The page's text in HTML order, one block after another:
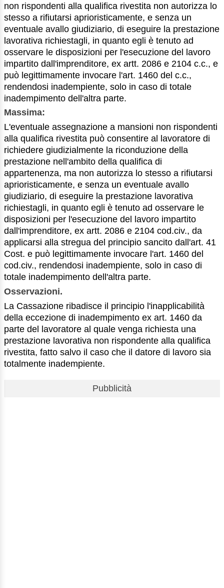
non rispondenti alla qualifica rivestita non autorizza lo
stesso a rifiutarsi aprioristicamente, e senza un
eventuale avallo giudiziario, di eseguire la prestazione
lavorativa richiestagli, in quanto egli è tenuto ad
osservare le disposizioni per l'esecuzione del lavoro
impartito dall'imprenditore, ex artt. 2086 e 2104 c.c., e
può legittimamente invocare l'art. 1460 del c.c.,
rendendosi inadempiente, solo in caso di totale
inadempimento dell'altra parte.
Massima:
L'eventuale assegnazione a mansioni non rispondenti
alla qualifica rivestita può consentire al lavoratore di
richiedere giudizialmente la riconduzione della
prestazione nell'ambito della qualifica di
appartenenza, ma non autorizza lo stesso a rifiutarsi
aprioristicamente, e senza un eventuale avallo
giudiziario, di eseguire la prestazione lavorativa
richiestagli, in quanto egli è tenuto ad osservare le
disposizioni per l'esecuzione del lavoro impartito
dall'imprenditore, ex artt. 2086 e 2104 cod.civ., da
applicarsi alla stregua del principio sancito dall'art. 41
Cost. e può legittimamente invocare l'art. 1460 del
cod.civ., rendendosi inadempiente, solo in caso di
totale inadempimento dell'altra parte.
Osservazioni.
La Cassazione ribadisce il principio l'inapplicabilità
della eccezione di inadempimento ex art. 1460 da
parte del lavoratore al quale venga richiesta una
prestazione lavorativa non rispondente alla qualifica
rivestita, fatto salvo il caso che il datore di lavoro sia
totalmente inadempiente.
Pubblicità